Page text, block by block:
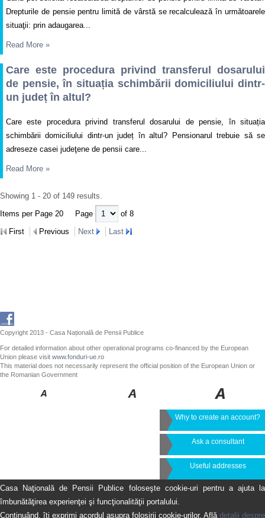
Drepturile de pensie pentru limită de vârstă se recalculează în următoarele
situaţii: prin adaugarea...
Read More »
Care este procedura privind transferul dosarului
de pensie, în situația schimbării domiciliului dintr-
un județ în altul?
Care este procedura privind transferul dosarului de pensie, în situația
schimbării domiciliului dintr-un județ în altul? Pensionarul trebuie să se
adreseze casei judeţene de pensii care...
Read More »
Showing 1 - 20 of 149 results.
Items per Page 20
Page
of 8
First
Previous Next Last
Copyright 2013 - Casa Națională de Pensii Publice
For detailed information about other operational programs co-financed by the European
Union please visit www.fonduri-ue.ro
This material does not necessarily represent the official position of the European Union or
the Romanian Government
Why to create an account?
Ask a consultant
Useful addresses
Casa Naţională de Pensii Publice foloseşte cookie-uri pentru a ajuta la
îmbunătăţirea experienţei şi funcţionalităţii portalului.
Continuând, îţi exprimi acordul asupra folosirii cookie-urilor. Află detalii despre